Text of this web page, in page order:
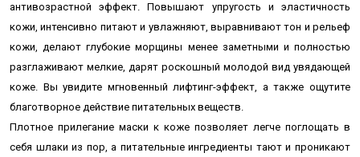
антивозрастной эффект. Повышают упругость и эластичность
кожи, интенсивно питают и увлажняют, выравнивают тон и рельеф
кожи, делают глубокие морщины менее заметными и полностью
разглаживают мелкие, дарят роскошный молодой вид увядающей
коже. Вы увидите мгновенный лифтинг-эффект, а также ощутите
благотворное действие питательных веществ.
Плотное прилегание маски к коже позволяет легче поглощать в
себя шлаки из пор, а питательные ингредиенты тают и проникают